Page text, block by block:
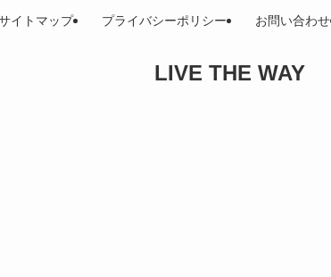
LIVE THE WAY
イトマップ プライバシーポリシー お問い合わせ